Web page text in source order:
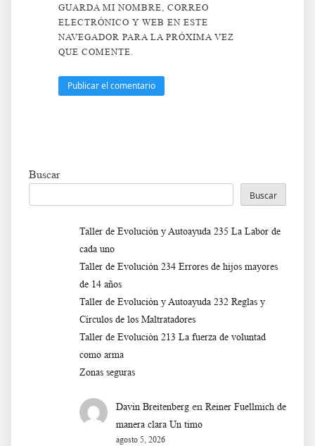
GUARDA MI NOMBRE, CORREO
ELECTRÓNICO Y WEB EN ESTE
NAVEGADOR PARA LA PRÓXIMA VEZ
QUE COMENTE.
Buscar
Buscar
Taller de Evolución y Autoayuda 235 La Labor de
cada uno
Taller de Evolución 234 Errores de hijos mayores
de 14 años
Taller de Evolución y Autoayuda 232 Reglas y
Círculos de los Maltratadores
Taller de Evoluciòn 213 La fuerza de voluntad
como arma
Zonas seguras
Davin Breitenberg en Reiner Fuellmich de
manera clara Un timo
agosto 5, 2026